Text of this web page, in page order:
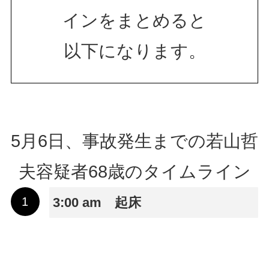
インをまとめると
以下になります。
5月6日、事故発生までの若山哲
夫容疑者68歳のタイムライン
3:00 am 起床